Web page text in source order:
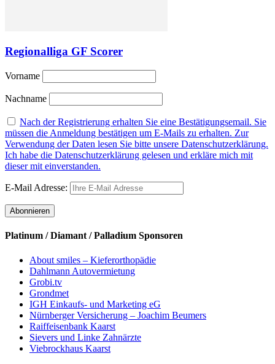
Regionalliga GF Scorer
Vorname
Nachname
Nach der Registrierung erhalten Sie eine Bestätigungsemail. Sie
müssen die Anmeldung bestätigen um E-Mails zu erhalten. Zur
Verwendung der Daten lesen Sie bitte unsere Datenschutzerklärung.
Ich habe die Datenschutzerklärung gelesen und erkläre mich mit
dieser mit einverstanden.
E-Mail Adresse:
Platinum / Diamant / Palladium Sponsoren
About smiles – Kieferorthopädie
Dahlmann Autovermietung
Grobi.tv
Grondmet
IGH Einkaufs- und Marketing eG
Nürnberger Versicherung – Joachim Beumers
Raiffeisenbank Kaarst
Sievers und Linke Zahnärzte
Viebrockhaus Kaarst